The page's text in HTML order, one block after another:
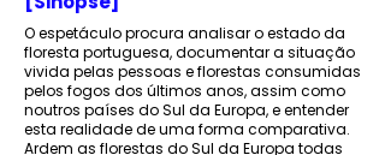
O espetáculo procura analisar o estado da
floresta portuguesa, documentar a situação
vivida pelas pessoas e florestas consumidas
pelos fogos dos últimos anos, assim como
noutros países do Sul da Europa, e entender
esta realidade de uma forma comparativa.
Ardem as florestas do Sul da Europa todas